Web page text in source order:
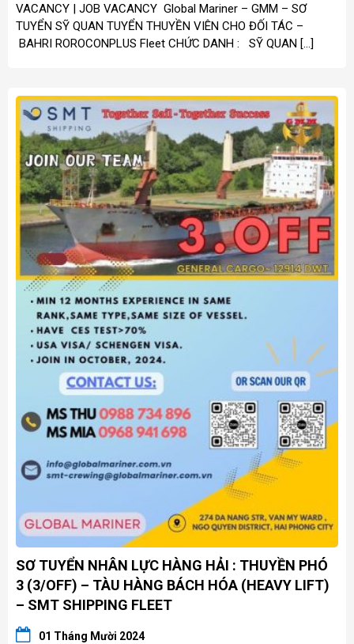
VACANCY | JOB VACANCY Global Mariner – GMM – SƠ
TUYỂN SỸ QUAN TUYỂN THUYỀN VIÊN CHO ĐỐI TÁC –
BAHRI ROROCONPLUS Fleet CHỨC DANH : SỸ QUAN […]
SƠ TUYỂN NHÂN LỰC HÀNG HẢI : THUYỀN PHÓ
3 (3/OFF) – TÀU HÀNG BÁCH HÓA (HEAVY LIFT)
– SMT SHIPPING FLEET
01 Tháng Mười 2024